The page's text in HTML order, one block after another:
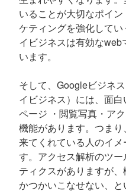
いることが大切なポイ
ケティングを強化して
イビジネスは有効な
います。
そして、Googleビジネ
イビジネス）には、面
ページ ・閲覧写真・ア
機能があります。つま
来てくれている人のイ
す。アクセス解析のツ
ティクスがありますが
かつかいこなせない、